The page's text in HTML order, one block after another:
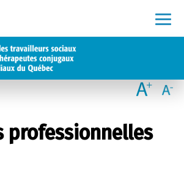
professionnelles